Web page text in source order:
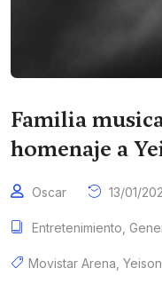
Familia
homenaje a
Oscar 13/01/
Entretenimiento
Movistar Arena